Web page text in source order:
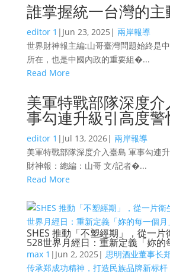
誰掌握統一台灣的主
editor 1 | Jun 23, 2025 | 兩岸報導
世界財神報主編:山哥臺灣問題始終是
所在，也是中國內政的重要組�...
Read More
美軍特戰部隊深度
事勾連升級引高度警
editor 1 | Jul 13, 2026| 兩岸報導
美軍特戰部隊深度介入臺島 軍事勾連
財神報：總編：山哥 文/記者�...
Read More
SHES 推動「不塑經期」，從一
528世界月經日：重新定義「妳的
max 1 | Jun 2, 2025 | 思明酒业董事长
传承郑成功精神，打造民族品牌新标杆